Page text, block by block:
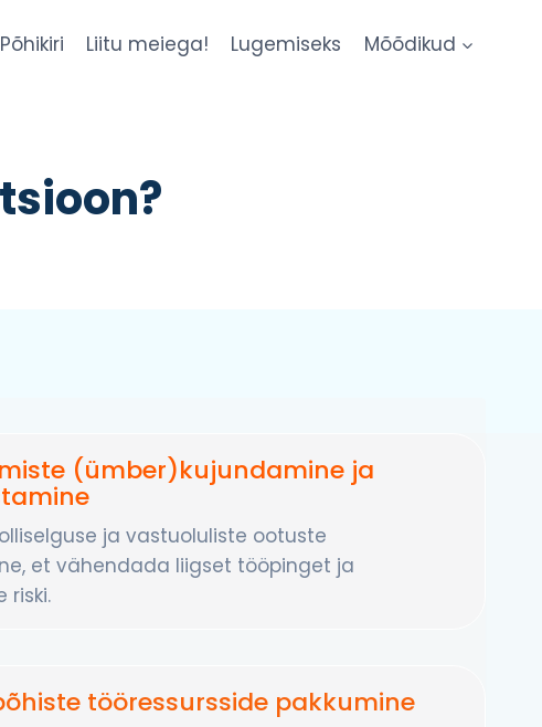
Põhikiri Liitu meiega! Lugemiseks Mõõdikud
(ümber)kujundamine ja
ja vastuoluliste ootuste
et vähendada liigset tööpinget ja
riski.
tööressursside pakkumine